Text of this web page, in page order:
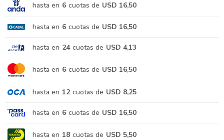
hasta en 6 cuotas de USD 16,50
hasta en 6 cuotas de USD 16,50
hasta en 24 cuotas de USD 4,13
hasta en 6 cuotas de USD 16,50
hasta en 12 cuotas de USD 8,25
hasta en 6 cuotas de USD 16,50
hasta en 18 cuotas de USD 5,50